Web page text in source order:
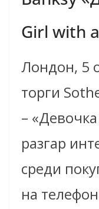
Girl with
Лондон, 5
торги
–
разгар
среди
на